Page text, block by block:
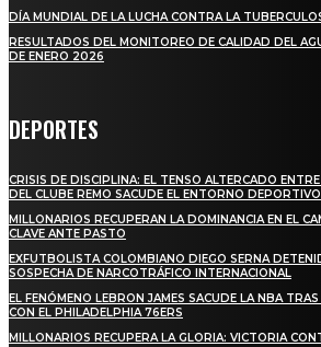
DÍA MUNDIAL DE LA LUCHA CONTRA LA
RESULTADOS DEL MONITOREO DE CALIDAD DEL
DE ENERO 2026
DEPORTES
CRISIS DE DISCIPLINA: EL TENSO ALTERCADO
DEL CLUBE REMO SACUDE EL ENTORNO DEPORTIVO
MILLONARIOS RECUPERAN LA DOMINANCIA EN EL
CLAVE ANTE PASTO
EXFUTBOLISTA COLOMBIANO DIEGO SERNA
SOSPECHA DE NARCOTRÁFICO INTERNACIONAL
EL FENÓMENO LEBRON JAMES SACUDE LA NBA
CON EL PHILADELPHIA 76ERS
MILLONARIOS RECUPERA LA GLORIA: VICTORIA